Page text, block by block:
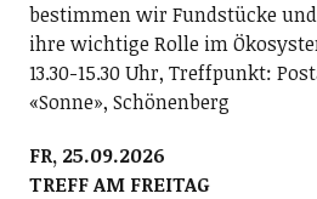
bestimmen wir Fundstücke
ihre wichtige Rolle im
13.30-15.30 Uhr, Treffpunkt:
«Sonne», Schönenberg
FR, 25.09.2026
TREFF AM FREITAG